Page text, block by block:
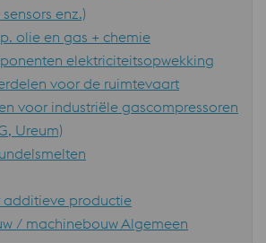
enz.)
olie en gas + chemie
elektriciteitsopwekking
voor de ruimtevaart
voor industriële gascompressoren
Ureum)
additieve productie
/ machinebouw Algemeen